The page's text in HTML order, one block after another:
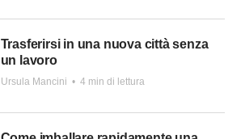
Trasferirsi in una nuova città senza
un lavoro
Ursula Mancini • 4 min di lettura